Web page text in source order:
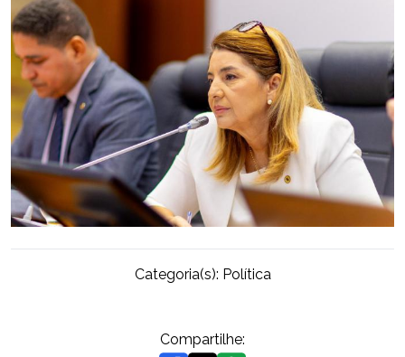
Categoria(s): Política
Compartilhe: